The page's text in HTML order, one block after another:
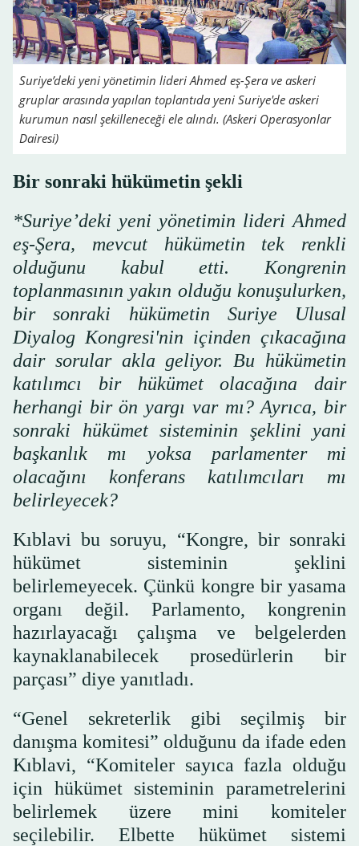
Suriye’deki yeni yönetimin lideri Ahmed eş-Şera ve askeri
gruplar arasında yapılan toplantıda yeni Suriye'de askeri
kurumun nasıl şekilleneceği ele alındı. (Askeri Operasyonlar
Dairesi)
Bir sonraki hükümetin şekli
*Suriye’deki yeni yönetimin lideri Ahmed
eş-Şera, mevcut hükümetin tek renkli
olduğunu kabul etti. Kongrenin
toplanmasının yakın olduğu konuşulurken,
bir sonraki hükümetin Suriye Ulusal
Diyalog Kongresi'nin içinden çıkacağına
dair sorular akla geliyor. Bu hükümetin
katılımcı bir hükümet olacağına dair
herhangi bir ön yargı var mı? Ayrıca, bir
sonraki hükümet sisteminin şeklini yani
başkanlık mı yoksa parlamenter mi
olacağını konferans katılımcıları mı
belirleyecek?
Kıblavi bu soruyu, “Kongre, bir sonraki
hükümet sisteminin şeklini
belirlemeyecek. Çünkü kongre bir yasama
organı değil. Parlamento, kongrenin
hazırlayacağı çalışma ve belgelerden
kaynaklanabilecek prosedürlerin bir
parçası” diye yanıtladı.
“Genel sekreterlik gibi seçilmiş bir
danışma komitesi” olduğunu da ifade eden
Kıblavi, “Komiteler sayıca fazla olduğu
için hükümet sisteminin parametrelerini
belirlemek üzere mini komiteler
seçilebilir. Elbette hükümet sistemi